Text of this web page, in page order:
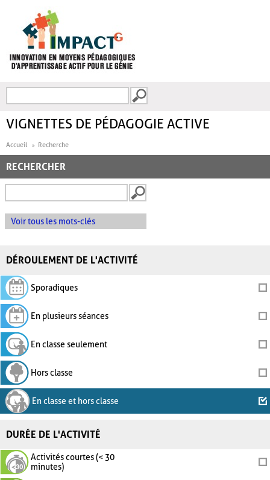
FORMULAIRE DE
VIGNETTES DE PÉDAGOGIE ACTIVE
Accueil Recherche
RECHERCHER
Voir tous les mots-clés
DÉROULEMENT DE L'ACTIVITÉ
Sporadiques
En plusieurs séances
En classe seulement
Hors classe
En classe et hors classe
DURÉE DE L'ACTIVITÉ
Activités courtes (< 30
minutes)